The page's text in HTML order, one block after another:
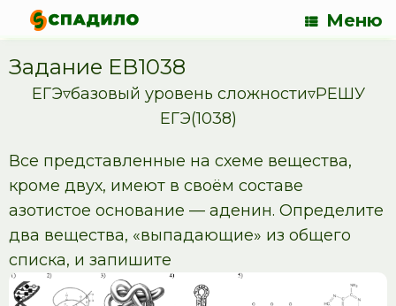
Меню
Задание EB1038
ЕГЭ▿базовый уровень сложности▿РЕШУ
ЕГЭ(1038)
Все представленные на схеме вещества,
кроме двух, имеют в своём составе
азотистое основание — аденин. Определите
два вещества, «выпадающие» из общего
списка, и запишите